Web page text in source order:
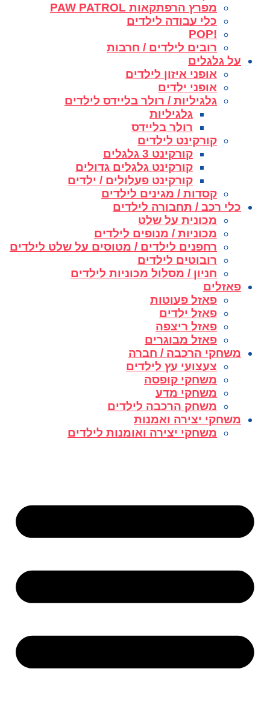
מפרץ הרפתקאות PAW PATROL
כלי עבודה לילדים
!POP
רובים לילדים / חרבות
על גלגלים
אופני איזון לילדים
אופני ילדים
גלגיליות / רולר בליידס לילדים
גלגיליות
רולר בליידס
קורקינט לילדים
קורקינט 3 גלגלים
קורקינט גלגלים גדולים
קורקינט פעלולים / ילדים
קסדות / מגינים לילדים
כלי רכב / תחבורה לילדים
מכונית על שלט
מכוניות / מנופים לילדים
רחפנים לילדים / מטוסים על שלט לילדים
רובוטים לילדים
חניון / מסלול מכוניות לילדים
פאזלים
פאזל פעוטות
פאזל ילדים
פאזל ריצפה
פאזל מבוגרים
משחקי הרכבה / חברה
צעצועי עץ לילדים
משחקי קופסה
משחקי מדע
משחק הרכבה לילדים
משחקי יצירה ואמנות
משחקי יצירה ואומנות לילדים